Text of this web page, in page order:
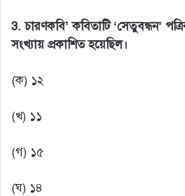
3.চারণকবি’ কবিতাটি ‘সেতুবন্ধন’
সংখ্যায় প্রকাশিত হয়েছিল।
(ক) ১২
(খ) ১১
(গ) ১৫
(ঘ) ১৪